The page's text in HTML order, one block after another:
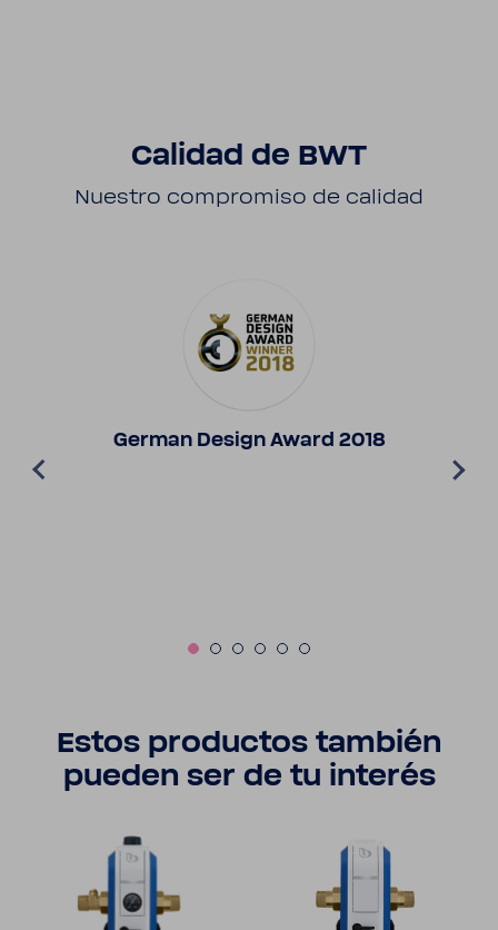
Calidad de BWT
Nuestro compro­miso de calidad
German Design Award 2018
Estos productos también
pueden ser de tu interés